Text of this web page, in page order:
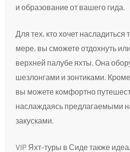
и образование от вашего гида.
Для тех, кто хочет насладиться
мере, вы сможете отдохнуть
верхней палубе яхты. Она
шезлонгами и зонтиками.
вы можете комфортно
наслаждаясь предлагаемыми
закусками.
VIP Яхт-туры в Сиде также